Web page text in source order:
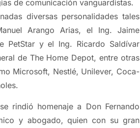
de comunicación vanguardistas.
diversas personalidades tales
Arango Arias, el Ing. Jaime
PetStar y el Ing. Ricardo Saldívar
de The Home Depot, entre otras
Microsoft, Nestlé, Unilever, Coca-
rindió homenaje a Don Fernando
y abogado, quien con su gran